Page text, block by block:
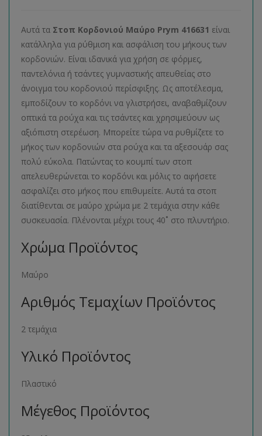
Αυτά τα Στοπ Κορδονιού Μαύρο Prym 416631 είναι
κατάλληλα για ρύθμιση και ασφάλιση του μήκους των
κορδονιών. Είναι ιδανικά για χρήση σε φόρμες,
παντελόνια ή τσάντες γυμναστικής απευθείας στο
άνοιγμα του κορδονιού περίσφιξης. Ως αποτέλεσμα,
εμποδίζουν το κορδόνι να γλιστρήσει, αναβαθμίζουν
οπτικά τα ρούχα και τις τσάντες και χρησιμεύουν ως
αξιόπιστη στερέωση. Μπορείτε τώρα να ρυθμίζετε το
μήκος των κορδονιών στα ρούχα και τα αξεσουάρ σας
πολύ εύκολα. Πατώντας το κουμπί των στοπ
απελευθερώνεται το κορδόνι και μόλις το αφήσετε
ασφαλίζει στο μήκος που επιθυμείτε. Αυτά τα στοπ
διατίθενται σε μαύρο χρώμα με 2 τεμάχια στην κάθε
συσκευασία. Πλένονται μέχρι τους 40˚ στο πλυντήριο.
Χρώμα Προϊόντος
Μαύρο
Αριθμός Τεμαχίων Προϊόντος
2 τεμάχια
Υλικό Προϊόντος
Πλαστικό
Μέγεθος Προϊόντος